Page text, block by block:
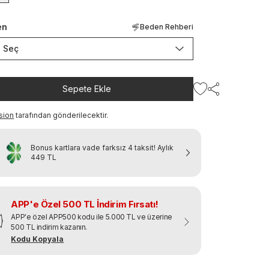
Beden Rehberi
Seç
Sepete Ekle
tarafından gönderilecektir.
Bonus kartlara vade farksız 4 taksit! Aylık
449 TL
APP'e Özel 500 TL İndirim Fırsatı!
APP'e özel APP500 kodu ile 5.000 TL ve üzerine
500 TL indirim kazanın.
Kodu Kopyala